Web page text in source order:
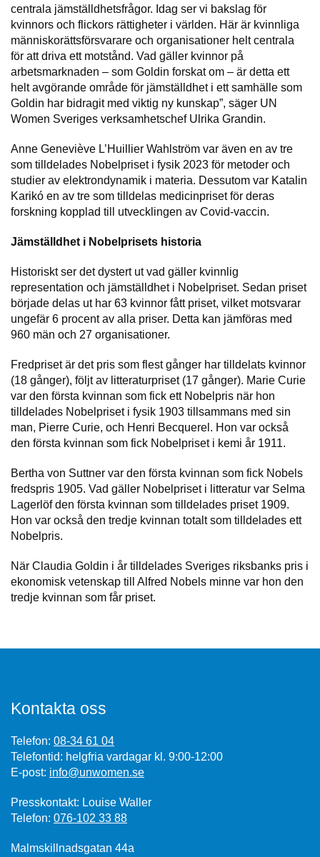
centrala jämställdhetsfrågor. Idag ser vi bakslag för
kvinnors och flickors rättigheter i världen. Här är kvinnliga
människorättsförsvarare och organisationer helt centrala
för att driva ett motstånd. Vad gäller kvinnor på
arbetsmarknaden – som Goldin forskat om – är detta ett
helt avgörande område för jämställdhet i ett samhälle som
Goldin har bidragit med viktig ny kunskap”, säger UN
Women Sveriges verksamhetschef Ulrika Grandin.
Anne Geneviève L’Huillier Wahlström var även en av tre
som tilldelades Nobelpriset i fysik 2023 för metoder och
studier av elektrondynamik i materia. Dessutom var Katalin
Karikó en av tre som tilldelas medicinpriset för deras
forskning kopplad till utvecklingen av Covid-vaccin.
Jämställdhet i Nobelprisets historia
Historiskt ser det dystert ut vad gäller kvinnlig
representation och jämställdhet i Nobelpriset. Sedan priset
började delas ut har 63 kvinnor fått priset, vilket motsvarar
ungefär 6 procent av alla priser. Detta kan jämföras med
960 män och 27 organisationer.
Fredpriset är det pris som flest gånger har tilldelats kvinnor
(18 gånger), följt av litteraturpriset (17 gånger). Marie Curie
var den första kvinnan som fick ett Nobelpris när hon
tilldelades Nobelpriset i fysik 1903 tillsammans med sin
man, Pierre Curie, och Henri Becquerel. Hon var också
den första kvinnan som fick Nobelpriset i kemi år 1911.
Bertha von Suttner var den första kvinnan som fick Nobels
fredspris 1905. Vad gäller Nobelpriset i litteratur var Selma
Lagerlöf den första kvinnan som tilldelades priset 1909.
Hon var också den tredje kvinnan totalt som tilldelades ett
Nobelpris.
När Claudia Goldin i år tilldelades Sveriges riksbanks pris i
ekonomisk vetenskap till Alfred Nobels minne var hon den
tredje kvinnan som får priset.
Kontakta oss
Telefon: 08-34 61 04
Telefontid: helgfria vardagar kl. 9:00-12:00
E-post: info@unwomen.se
Presskontakt: Louise Waller
Telefon: 076-102 33 88
Malmskillnadsgatan 44a